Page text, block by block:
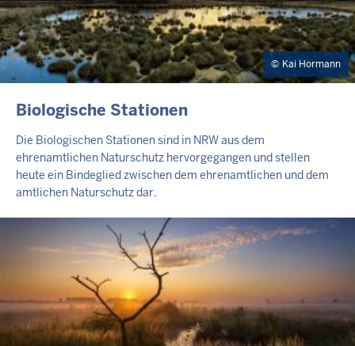
Kai Hormann
INHALTSSEITE
Biologische Stationen
Die Biologischen Stationen sind in NRW aus dem
ehrenamtlichen Naturschutz hervorgegangen und stellen
heute ein Bindeglied zwischen dem ehrenamtlichen und dem
amtlichen Naturschutz dar.